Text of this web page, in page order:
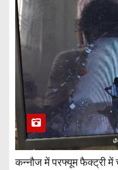
कन्नौज में परफ्यूम फैक्ट्री में